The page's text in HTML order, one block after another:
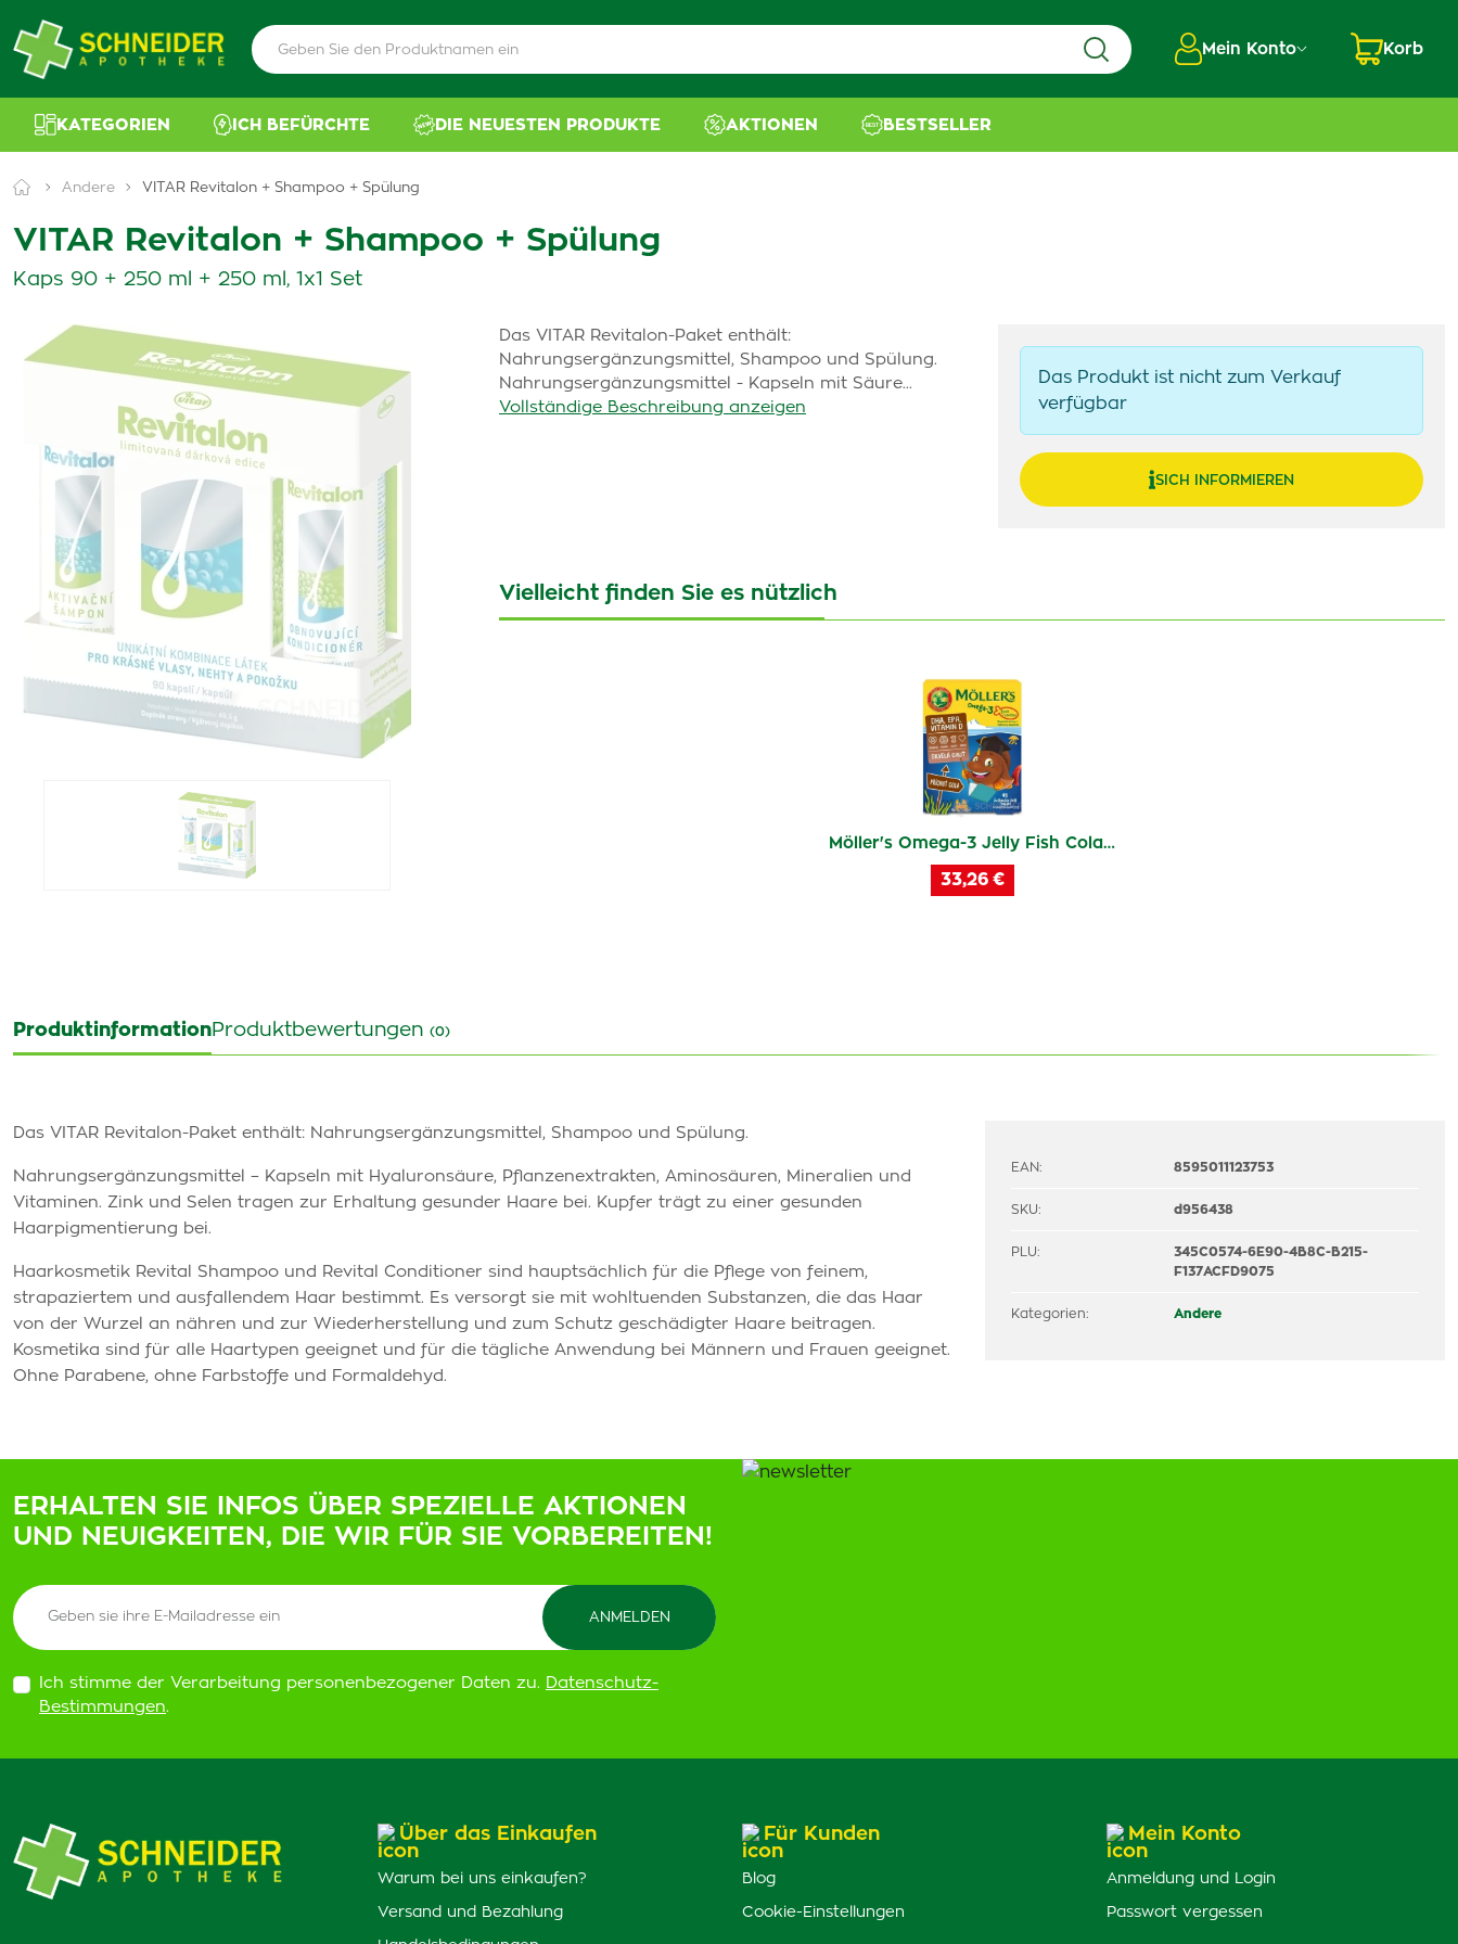
Mein Konto Korb
KATEGORIEN ICH BEFÜRCHTE DIE NEUESTEN PRODUKTE AKTIONEN BESTSELLER
Andere VITAR Revitalon + Shampoo + Spülung
VITAR Revitalon + Shampoo + Spülung
Kaps 90 + 250 ml + 250 ml, 1x1 Set
Das VITAR Revitalon-Paket enthält:
Nahrungsergänzungsmittel, Shampoo und Spülung.
Nahrungsergänzungsmittel - Kapseln mit Säure...
Vollständige Beschreibung anzeigen
Das Produkt ist nicht zum Verkauf
verfügbar
SICH INFORMIEREN
Vielleicht finden Sie es nützlich
Möller's Omega-3 Jelly Fish Cola…
33,26 €
ProduktinformationProduktbewertungen (0)
Das VITAR Revitalon-Paket enthält: Nahrungsergänzungsmittel, Shampoo und Spülung.
Nahrungsergänzungsmittel – Kapseln mit Hyaluronsäure, Pflanzenextrakten, Aminosäuren, Mineralien und
Vitaminen. Zink und Selen tragen zur Erhaltung gesunder Haare bei. Kupfer trägt zu einer gesunden
Haarpigmentierung bei.
Haarkosmetik Revital Shampoo und Revital Conditioner sind hauptsächlich für die Pflege von feinem,
strapaziertem und ausfallendem Haar bestimmt. Es versorgt sie mit wohltuenden Substanzen, die das Haar
von der Wurzel an nähren und zur Wiederherstellung und zum Schutz geschädigter Haare beitragen.
Kosmetika sind für alle Haartypen geeignet und für die tägliche Anwendung bei Männern und Frauen geeignet.
Ohne Parabene, ohne Farbstoffe und Formaldehyd.
EAN: 8595011123753
SKU: d956438
PLU:
345C0574-6E90-4B8C-B215-
F137ACFD9075
Kategorien: Andere
ERHALTEN SIE INFOS ÜBER SPEZIELLE AKTIONEN
UND NEUIGKEITEN, DIE WIR FÜR SIE VORBEREITEN!
Ich stimme der Verarbeitung personenbezogener Daten zu. Datenschutz-
Bestimmungen.
Über das Einkaufen
Warum bei uns einkaufen?
Versand und Bezahlung
Für Kunden
Blog
Cookie-Einstellungen
Mein Konto
Anmeldung und Login
Passwort vergessen